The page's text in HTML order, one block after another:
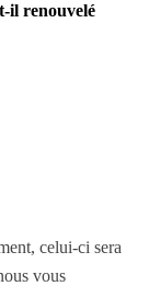
il renouvelé
celui-ci sera
vous